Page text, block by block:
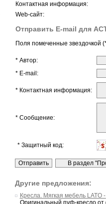
Контактная информация:
Web-сайт:
Отправить E-mail для
Поля помеченные звездочкой
* Автор:
* E-mail:
* Контактная информация:
* Сообщение:
* Защитный код:
Другие предложения:
Кресла. Мягкая мебель LATO
Оригинальный пуф-кресло от